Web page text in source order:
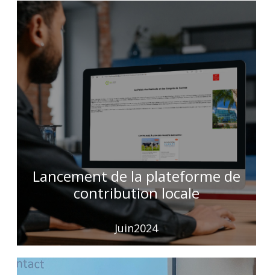
Lancement de la plateforme de
contribution locale
Juin2024